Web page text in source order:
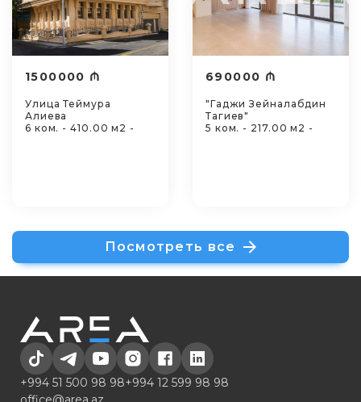
1500000 ₼
Улица Теймура
Алиева
6 ком. - 410.00 м2 -
690000 ₼
"Гаджи Зейналабдин
Тагиев"
5 ком. - 217.00 м2 -
Посмотреть все
+994 51 500 98 98+994 12 599 98 98